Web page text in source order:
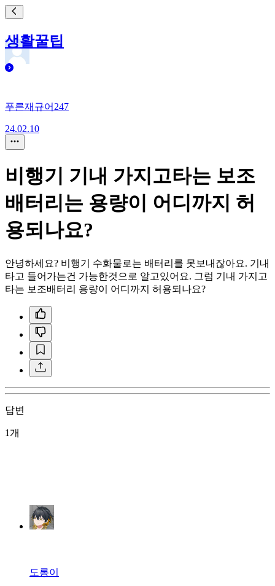
생활꿀팁
푸른재규어247
24.02.10
비행기 기내 가지고타는 보조
배터리는 용량이 어디까지 허
용되나요?
안녕하세요? 비행기 수화물로는 배터리를 못보내잖아요. 기내
타고 들어가는건 가능한것으로 알고있어요. 그럼 기내 가지고
타는 보조배터리 용량이 어디까지 허용되나요?
답변
1개
도롱이